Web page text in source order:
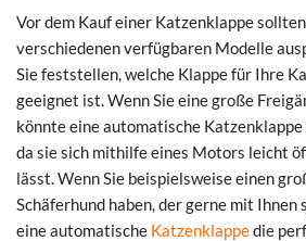
Vor dem Kauf einer Katzenklappe
verschiedenen verfügbaren Modelle
Sie feststellen, welche Klappe für Ihre
geeignet ist. Wenn Sie eine große
könnte eine automatische
da sie sich mithilfe eines Motors leicht
lässt. Wenn Sie beispielsweise einen
Schäferhund haben, der gerne mit Ihnen
eine automatische Katzenklappedie